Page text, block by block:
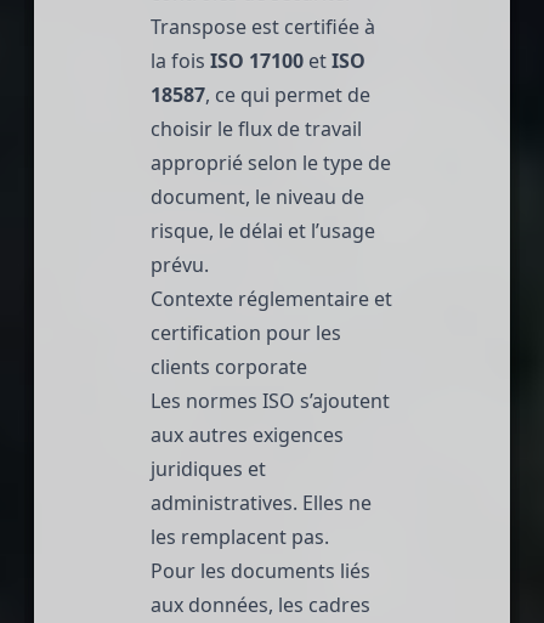
Transpose est certifiée à
la fois ISO 17100 etISO
18587, ce qui permet de
choisir le flux de travail
approprié selon le type de
document, le niveau de
risque, le délai et l’usage
prévu.
Contexte réglementaire et
certification pour les
clients corporate
Les normes ISO s’ajoutent
aux autres exigences
juridiques et
administratives. Elles ne
les remplacent pas.
Pour les documents liés
aux données, les cadres